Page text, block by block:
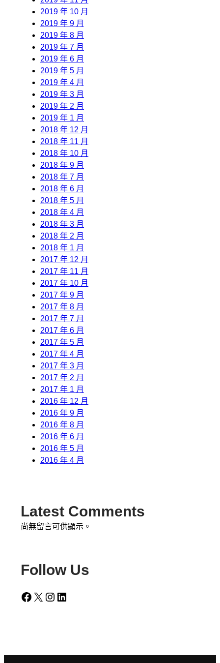
2019 年 10 月
2019 年 9 月
2019 年 8 月
2019 年 7 月
2019 年 6 月
2019 年 5 月
2019 年 4 月
2019 年 3 月
2019 年 2 月
2019 年 1 月
2018 年 12 月
2018 年 11 月
2018 年 10 月
2018 年 9 月
2018 年 7 月
2018 年 6 月
2018 年 5 月
2018 年 4 月
2018 年 3 月
2018 年 2 月
2018 年 1 月
2017 年 12 月
2017 年 11 月
2017 年 10 月
2017 年 9 月
2017 年 8 月
2017 年 7 月
2017 年 6 月
2017 年 5 月
2017 年 4 月
2017 年 3 月
2017 年 2 月
2017 年 1 月
2016 年 12 月
2016 年 9 月
2016 年 8 月
2016 年 6 月
2016 年 5 月
2016 年 4 月
Latest Comments
尚無留言可供顯示。
Follow Us
Facebook X Instagram LinkedIn